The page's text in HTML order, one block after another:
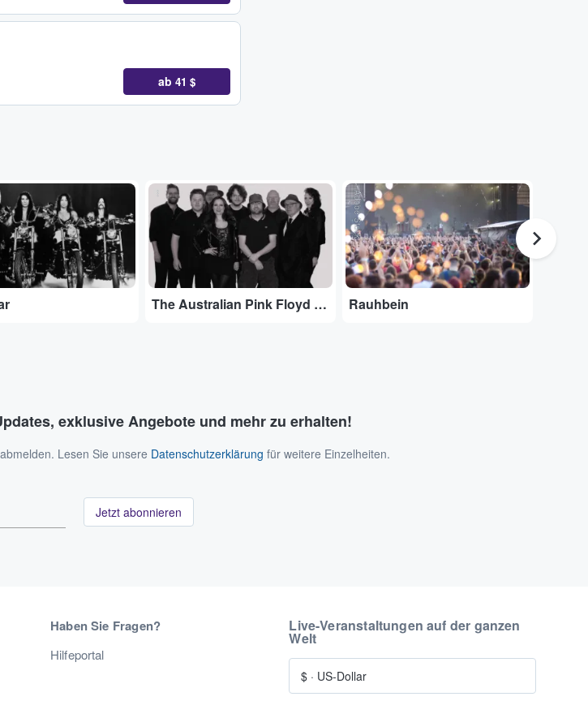
ab 41 $
...
The Australian Pink Floyd Show
Adobe Stock
Rauhbein
exklusive Angebote und mehr zu erhalten!
Lesen Sie unsere Datenschutzerklärung für weitere Einzelheiten.
Jetzt abonnieren
Haben Sie Fragen?
Hilfeportal
Live-Veranstaltungen auf der ganzen
Welt
$ · US-Dollar